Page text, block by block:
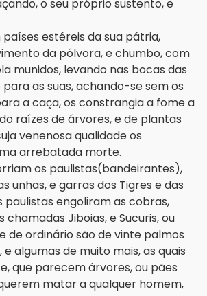
o seu próprio sustento, e
estéreis da sua pátria,
da pólvora, e chumbo, com
munidos, levando nas bocas das
as suas, achando-se sem os
a caça, os constrangia a fome a
raízes de árvores, e de plantas
venenosa qualidade os
arrebatada morte.
os paulistas(bandeirantes),
unhas, e garras dos Tigres e das
paulistas engoliram as cobras,
Jiboias, e Sucuris, ou
de ordinário são de vinte palmos
algumas de muito mais, as quais
que parecem árvores, ou pães
matar a qualquer homem,